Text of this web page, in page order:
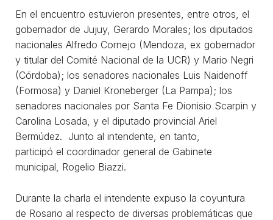
En el encuentro estuvieron presentes, entre otros, el
gobernador de Jujuy, Gerardo Morales; los diputados
nacionales Alfredo Cornejo (Mendoza, ex gobernador
y titular del Comité Nacional de la UCR) y Mario Negri
(Córdoba); los senadores nacionales Luis Naidenoff
(Formosa) y Daniel Kroneberger (La Pampa); los
senadores nacionales por Santa Fe Dionisio Scarpin y
Carolina Losada, y el diputado provincial Ariel
Bermúdez. Junto al intendente, en tanto,
participó el coordinador general de Gabinete
municipal, Rogelio Biazzi.
Durante la charla el intendente expuso la coyuntura
de Rosario al respecto de diversas problemáticas que